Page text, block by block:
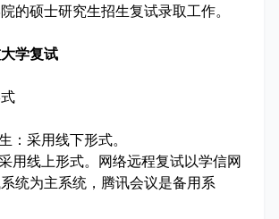
的硕士研究生招生复试录取工作。
学复试
：采用线下形式。
用线上形式。网络远程复试以学信网
统为主系统，腾讯会议是备用系